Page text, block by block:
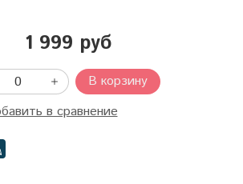
1 999 руб
В корзину
в сравнение